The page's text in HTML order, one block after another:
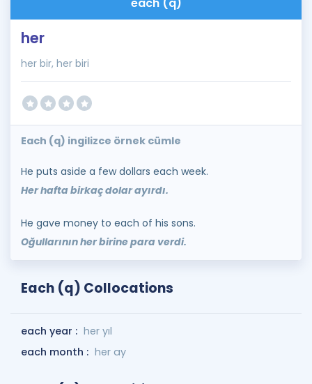
Blog
İngilizce Gramer
her
her bir, her biri
Each (q) ingilizce örnek cümle
He puts aside a few dollars each week.
Her hafta birkaç dolar ayırdı.
He gave money to each of his sons.
Oğullarının her birine para verdi.
Each (q) Collocations
each year : her yıl
each month : her ay